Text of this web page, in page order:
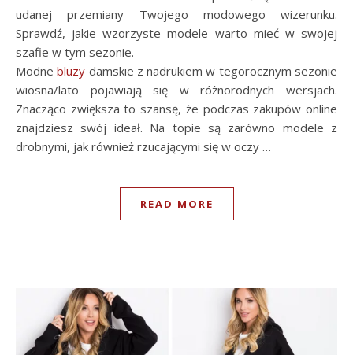
udanej przemiany Twojego modowego wizerunku.
Sprawdź, jakie wzorzyste modele warto mieć w swojej
szafie w tym sezonie.
Modnebluzy damskie z nadrukiem w tegorocznym sezonie
wiosna/lato pojawiają się w różnorodnych wersjach.
Znacząco zwiększa to szansę, że podczas zakupów online
znajdziesz swój ideał. Na topie są zarówno modele z
drobnymi, jak również rzucającymi się w oczy …
READ MORE